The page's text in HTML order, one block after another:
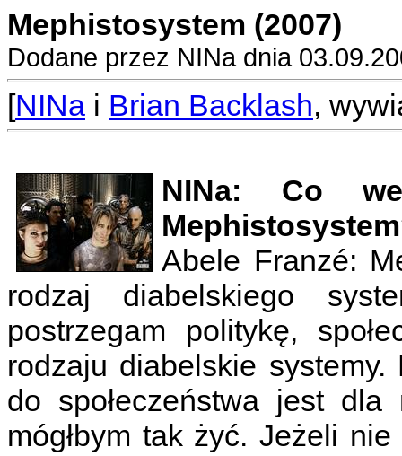
Mephistosystem (2007)
Dodane przez NINa dnia
[NINa i Brian Backlash,
NINa: Co
Abele Franzé:
rodzaj diabelskiego
postrzegam politykę,
rodzaju diabelskie
do społeczeństwa jest
mógłbym tak żyć. Jeżeli